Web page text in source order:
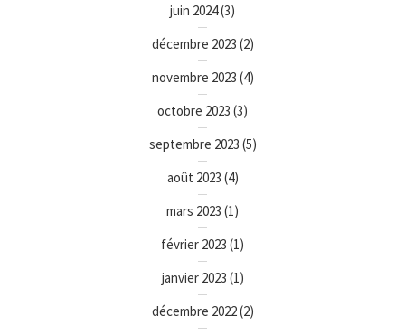
juin 2024(3)
décembre 2023 (2)
novembre 2023 (4)
octobre 2023 (3)
septembre 2023 (5)
août 2023 (4)
mars 2023 (1)
février 2023 (1)
janvier 2023 (1)
décembre 2022(2)